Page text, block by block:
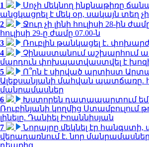
1
Սոչի մեկնող ինքնաթիռը
անցկացրել է մեկ օր, սակայն տեղ
2
Ջուր չի լինի հուլիսի 28-ին
հուլիսի 29-ը ժամը 07.00-ն
3
Ռուբլին թանկացել է․
4
Չինաստանում աշխարհում
մարդուն փոխպատվաստվել է
5
Ո՞րն է սիրված արտիստ
Ալեքսանյանի մահվան պատճառը.
մանրամասներ
6
Խստորեն դատապարտում եմ
Ռուբինյանի կողմից Ստամբուլում
լինելը. Դանիել Իոաննիսյան
7
Նորայրը մեկնել էր հանգստի,
վերադառնում է. նոր
դեպքից